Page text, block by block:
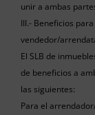
unir a ambas
III.- Beneficios
vendedor/
El SLB de
de beneficios a
las siguientes:
Para el